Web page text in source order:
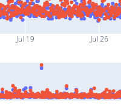
Jul 19 Jul 26